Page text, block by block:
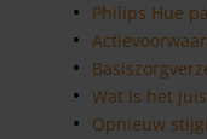
Philips Hue
Wat is het
Opnieuw